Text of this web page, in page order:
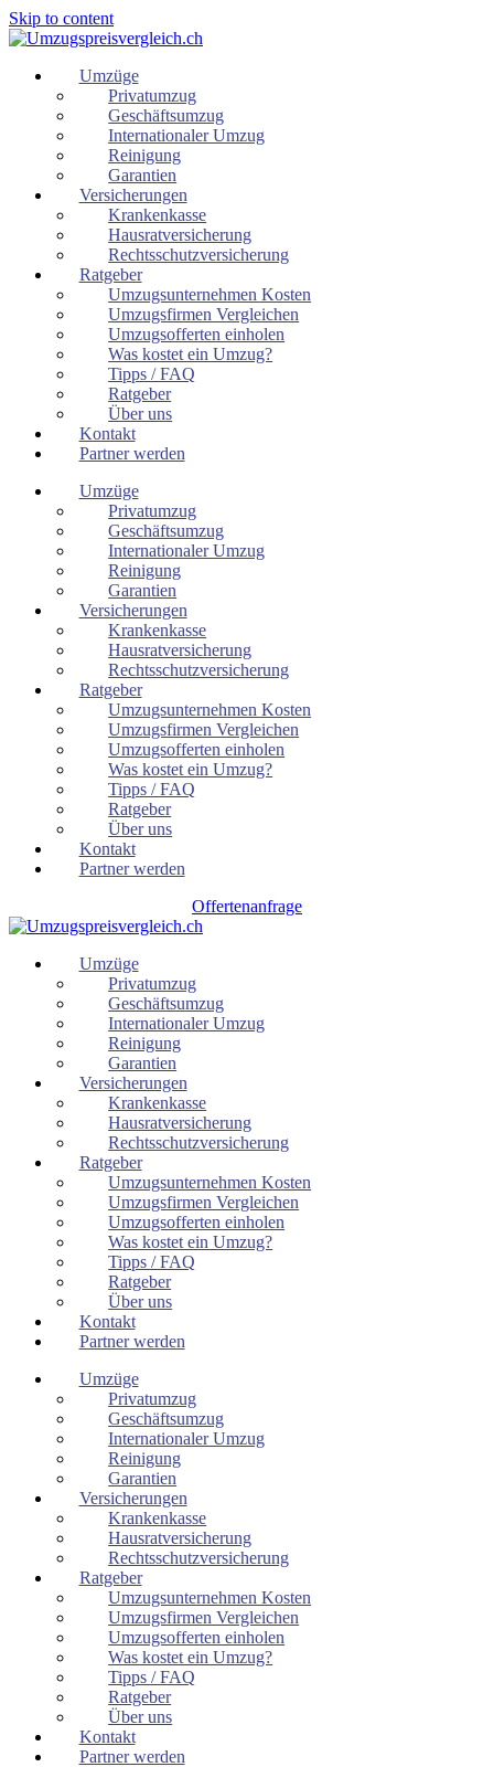
Skip to content
Umzüge
Privatumzug
Geschäftsumzug
Internationaler Umzug
Reinigung
Garantien
Versicherungen
Krankenkasse
Hausratversicherung
Rechtsschutzversicherung
Ratgeber
Umzugsunternehmen Kosten
Umzugsfirmen Vergleichen
Umzugsofferten einholen
Was kostet ein Umzug?
Tipps / FAQ
Ratgeber
Über uns
Kontakt
Partner werden
Umzüge
Privatumzug
Geschäftsumzug
Internationaler Umzug
Reinigung
Garantien
Versicherungen
Krankenkasse
Hausratversicherung
Rechtsschutzversicherung
Ratgeber
Umzugsunternehmen Kosten
Umzugsfirmen Vergleichen
Umzugsofferten einholen
Was kostet ein Umzug?
Tipps / FAQ
Ratgeber
Über uns
Kontakt
Partner werden
Offertenanfrage
Umzüge
Privatumzug
Geschäftsumzug
Internationaler Umzug
Reinigung
Garantien
Versicherungen
Krankenkasse
Hausratversicherung
Rechtsschutzversicherung
Ratgeber
Umzugsunternehmen Kosten
Umzugsfirmen Vergleichen
Umzugsofferten einholen
Was kostet ein Umzug?
Tipps / FAQ
Ratgeber
Über uns
Kontakt
Partner werden
Umzüge
Privatumzug
Geschäftsumzug
Internationaler Umzug
Reinigung
Garantien
Versicherungen
Krankenkasse
Hausratversicherung
Rechtsschutzversicherung
Ratgeber
Umzugsunternehmen Kosten
Umzugsfirmen Vergleichen
Umzugsofferten einholen
Was kostet ein Umzug?
Tipps / FAQ
Ratgeber
Über uns
Kontakt
Partner werden